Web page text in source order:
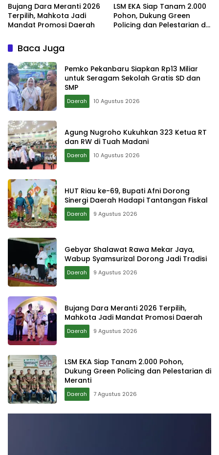
Bujang Dara Meranti 2026
Terpilih, Mahkota Jadi
Mandat Promosi Daerah
LSM EKA Siap Tanam 2.000
Pohon, Dukung Green
Policing dan Pelestarian di
Baca Juga
Pemko Pekanbaru Siapkan Rp13 Miliar
untuk Seragam Sekolah Gratis SD dan
SMP
Daerah 10 Agustus 2026
Agung Nugroho Kukuhkan 323 Ketua RT
dan RW di Tuah Madani
Daerah 10 Agustus 2026
HUT Riau ke-69, Bupati Afni Dorong
Sinergi Daerah Hadapi Tantangan Fiskal
Daerah 9 Agustus 2026
Gebyar Shalawat Rawa Mekar Jaya,
Wabup Syamsurizal Dorong Jadi Tradisi
Daerah 9 Agustus 2026
Bujang Dara Meranti 2026 Terpilih,
Mahkota Jadi Mandat Promosi Daerah
Daerah 9 Agustus 2026
LSM EKA Siap Tanam 2.000 Pohon,
Dukung Green Policing dan Pelestarian di
Meranti
Daerah 7 Agustus 2026